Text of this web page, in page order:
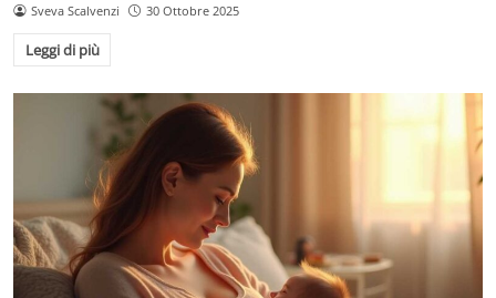
Sveva Scalvenzi 30 Ottobre 2025
Leggi di più